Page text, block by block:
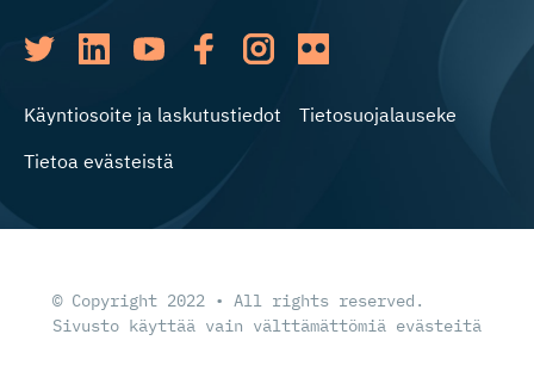
Käyntiosoite ja laskutustiedot
Tietosuojalauseke
Tietoa evästeistä
© Copyright 2022 • All rights reserved.
Sivusto käyttää vain välttämättömiä evästeitä